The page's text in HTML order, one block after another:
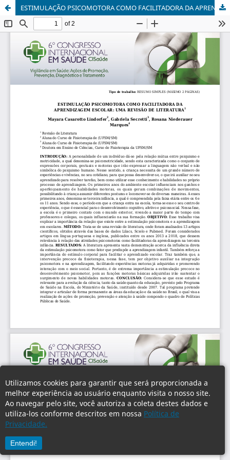
Utilizamos cookies para garantir que será proporcionada a
melhor experiência ao usuário enquanto visita o nosso site.
Ao navegar pelo site, você autoriza a coleta destes dados e
utiliza-los conforme descritos em nossa Política de
Privacidade.
Entendi!
ESTIMULAÇÃO PSICOMOTORA COMO FACILITADORA DA APRENDIZAGEM ESCOLAR: UMA REVISÃO DE LITERATURA